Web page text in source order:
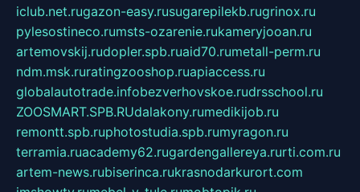
iclub.net.rugazon-easy.rusugarepilekb.rugrinox.ru
pylesostineco.rumsts-ozarenie.rukameryjooan.ru
artemovskij.rudopler.spb.ruaid70.rumetall-perm.ru
ndm.msk.ruratingzooshop.ruapiaccess.ru
globalautotrade.infobezverhovskoe.rudrsschool.ru
ZOOSMART.SPB.RUdalakony.rumedikijob.ru
remontt.spb.ruphotostudia.spb.rumyragon.ru
terramia.ruacademy62.rugardengallereya.rurti.com.ru
artem-news.rubiserinca.rukrasnodarkurort.com